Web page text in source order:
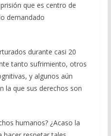
que es centro de
demandado
durante casi 20
tanto sufrimiento, otros
y algunos aún
la que sus derechos son
humanos? ¿Acaso la